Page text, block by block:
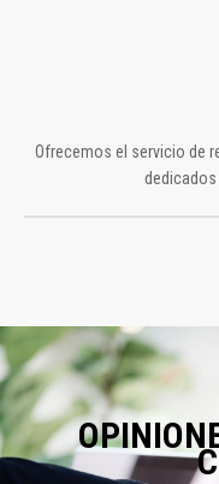
Ofrecemos el servicio de
dedicados